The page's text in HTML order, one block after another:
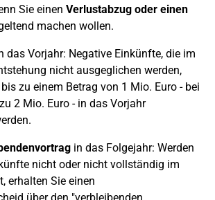
Sie einen Verlustabzug oder einen
machen wollen.
das Vorjahr: Negative Einkünfte, die im
nicht ausgeglichen werden,
zu einem Betrag von 1 Mio. Euro - bei
2 Mio. Euro - in das Vorjahr
in das Folgejahr: Werden
nicht oder nicht vollständig im
erhalten Sie einen